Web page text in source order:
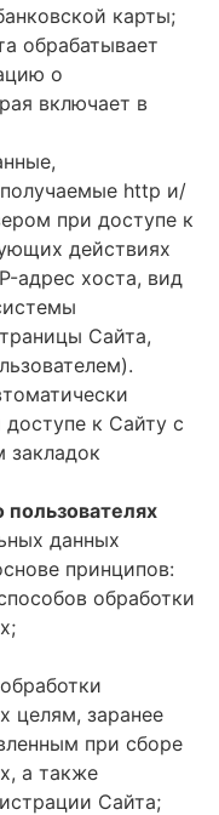
карты;
обрабатывает
о
включает в
http и/
при доступе к
действиях
адрес хоста, вид
Сайта,
к Сайту с
закладок
данных
принципов:
обработки
целям, заранее
при сборе
а также
Сайта;